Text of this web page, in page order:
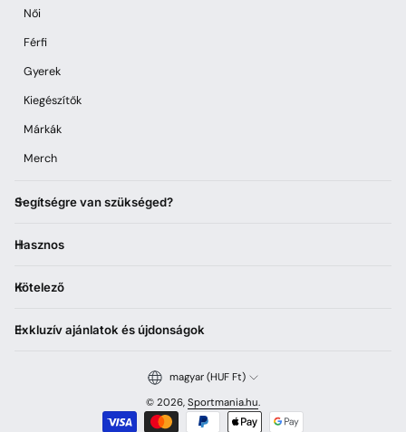
Női
Férfi
Gyerek
Kiegészítők
Márkák
Merch
Segítségre van szükséged?
Hasznos
Kötelező
Exkluzív ajánlatok és újdonságok
magyar (HUF Ft)
© 2026, Sportmania.hu.